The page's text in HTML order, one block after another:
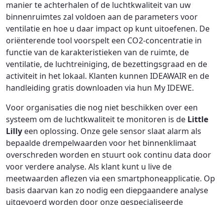
manier te achterhalen of de luchtkwaliteit van uw
binnenruimtes zal voldoen aan de parameters voor
ventilatie en hoe u daar impact op kunt uitoefenen. De
oriënterende tool voorspelt een CO2-concentratie in
functie van de karakteristieken van de ruimte, de
ventilatie, de luchtreiniging, de bezettingsgraad en de
activiteit in het lokaal. Klanten kunnen IDEAWAIR en de
handleiding gratis downloaden via hun My IDEWE.
Voor organisaties die nog niet beschikken over een
systeem om de luchtkwaliteit te monitoren is de Little
Lilly een oplossing. Onze gele sensor slaat alarm als
bepaalde drempelwaarden voor het binnenklimaat
overschreden worden en stuurt ook continu data door
voor verdere analyse. Als klant kunt u live de
meetwaarden aflezen via een smartphoneapplicatie. Op
basis daarvan kan zo nodig een diepgaandere analyse
uitgevoerd worden door onze gespecialiseerde